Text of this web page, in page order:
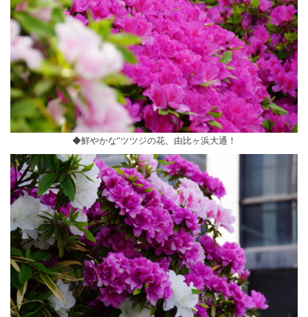
◆鮮やかな”ツツジの花、由比ヶ浜大通！